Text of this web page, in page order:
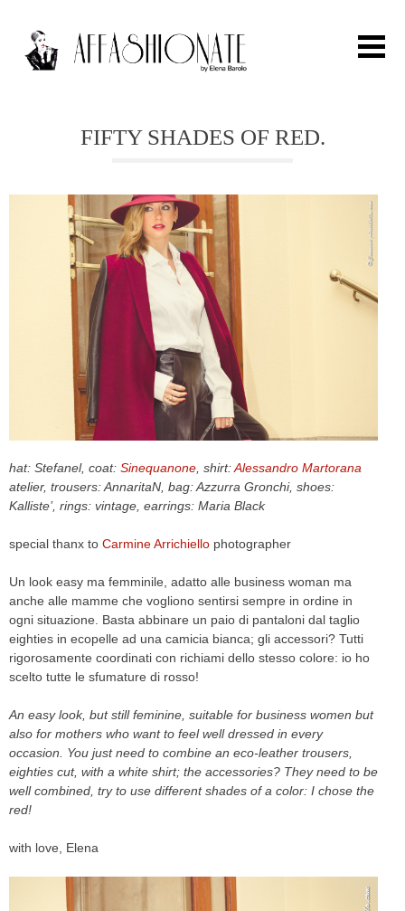
FASHION
OUTFIT
BEAUTY
TRAVEL
PARTIES
CELEB
VIDEO
FIFTY SHADES OF RED.
hat: Stefanel, coat: Sinequanone , shirt:Alessandro Martorana
atelier, trousers: AnnaritaN, bag: Azzurra Gronchi, shoes:
Kalliste’, rings: vintage, earrings: Maria Black
special thanx to Carmine Arrichiello photographer
Un look easy ma femminile, adatto alle business woman ma
anche alle mamme che vogliono sentirsi sempre in ordine in
ogni situazione. Basta abbinare un paio di pantaloni dal taglio
eighties in ecopelle ad una camicia bianca; gli accessori? Tutti
rigorosamente coordinati con richiami dello stesso colore: io ho
scelto tutte le sfumature di rosso!
An easy look, but still feminine, suitable for business women but
also for mothers who want to feel well dressed in every
occasion. You just need to combine an eco-leather trousers,
eighties cut, with a white shirt; the accessories? They need to be
well combined, try to use different shades of a color: I chose the
red!
with love, Elena